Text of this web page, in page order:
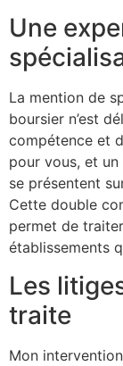
Une
La mention de
boursier n’est
compétence et
pour vous, et
se présentent
Cette double
permet de
établissements
Les
traite
Mon